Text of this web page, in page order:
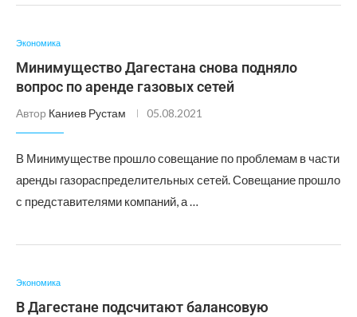
Экономика
Минимущество Дагестана снова подняло
вопрос по аренде газовых сетей
Автор Каниев Рустам 05.08.2021
В Минимуществе прошло совещание по проблемам в части
аренды газораспределительных сетей. Совещание прошло
с представителями компаний, а …
Экономика
В Дагестане подсчитают балансовую